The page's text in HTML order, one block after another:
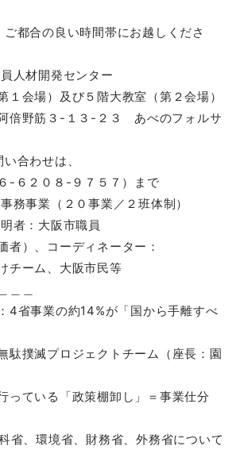
都合の良い時間帯にお越しくださ
人材開発センター
１会場）及び５階大教室（第２会場）
阿倍野筋３-１３-２３ あべのフォルサ
合わせは、
-６２０８-９７５７）まで
務事業（２０事業／２班体制）
者：大阪市職員
者）、コーディネーター：
チーム、大阪市民等
4省事業の約14%が「国から手離すべ
駄撲滅プロジェクトチーム（座長：園
っている「政策棚卸し」＝事業仕分
省、環境省、財務省、外務省について